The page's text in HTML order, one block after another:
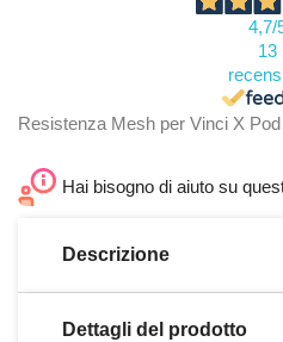
4,7/
13
Resistenza Mesh per Vinci X
Hai bisogno di aiuto su
Descrizione
Dettagli del prodotto